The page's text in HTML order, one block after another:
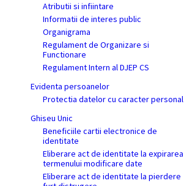
Atributii si infiintare
Informatii de interes public
Organigrama
Regulament de Organizare si
Functionare
Regulament Intern al DJEP CS
Evidenta persoanelor
Protectia datelor cu caracter personal
Ghiseu Unic
Beneficiile cartii electronice de
identitate
Eliberare act de identitate la expirarea
termenului modificare date
Eliberare act de identitate la pierdere